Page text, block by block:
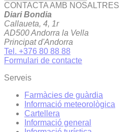
CONTACTA AMB NOSALTRES
Diari Bondia
Callaueta, 4, 1r
AD500 Andorra la Vella
Principat d'Andorra
Tel. +376 80 88 88
Formulari de contacte
Serveis
Farmàcies de guàrdia
Informació meteorològica
Cartellera
Informació general